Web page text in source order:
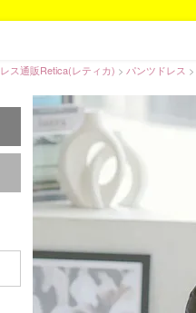
ス通販Retica(レティカ) パンツドレス